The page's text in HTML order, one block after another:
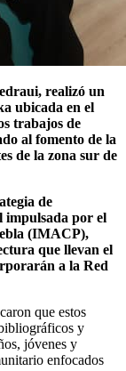
realizó un
ubicada en el
trabajos de
al fomento de la
de la zona sur de
de
impulsada por el
(IMACP),
que llevan el
a la Red
que estos
y
jóvenes y
enfocados